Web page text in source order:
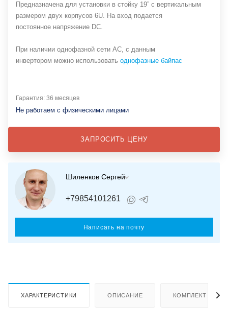
Предназначена для установки в стойку 19” с вертикальным
размером двух корпусов 6U. На вход подается
постоянное напряжение DC.
При наличии однофазной сети АС, с данным
инвертором можно использовать однофазные байпас
Гарантия: 36 месяцев
Не работаем с физическими лицами
ЗАПРОСИТЬ ЦЕНУ
Шиленков Сергей
+79854101261
Написать на почту
ХАРАКТЕРИСТИКИ ОПИСАНИЕ КОМПЛЕКТ